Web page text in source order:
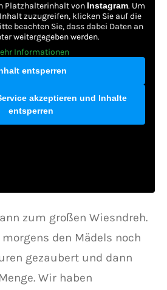
Platzhalterinhalt von Instagram. Um
zuzugreifen, klicken Sie auf die
beachten Sie, dass dabei Daten an
weitergegeben werden.
Informationen
entsperren
akzeptieren und Inhalte
entsperren
zum großen Wiesndreh.
den Mädels noch
gezaubert und dann
Wir haben